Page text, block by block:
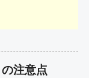
注意点